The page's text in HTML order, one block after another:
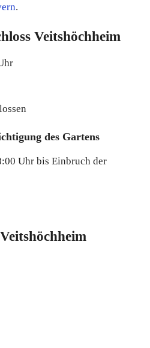
.
Veitshöchheim
des Gartens
Uhr bis Einbruch der